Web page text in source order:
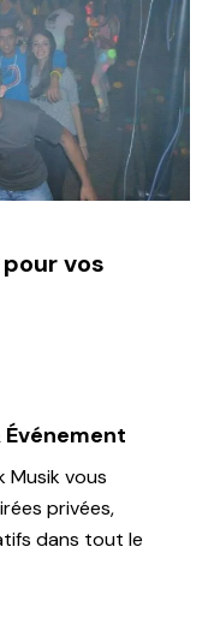
vos
Événement
Musik vous
privées,
dans tout le